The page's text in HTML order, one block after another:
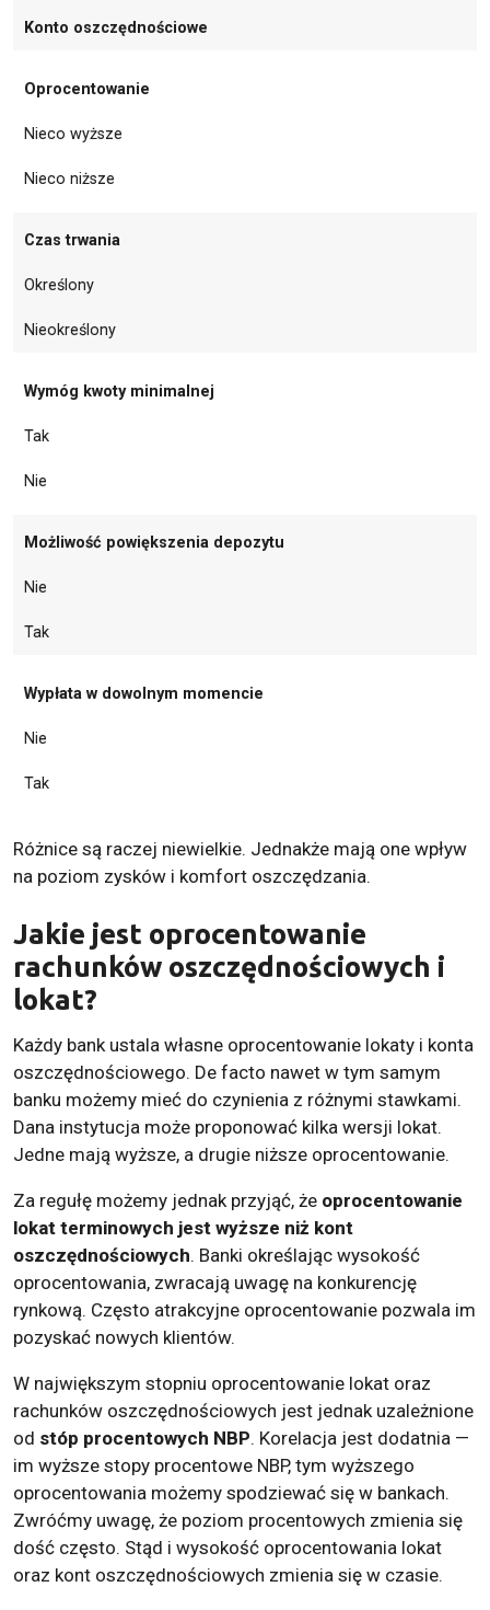
Konto oszczędnościowe
Oprocentowanie
Nieco wyższe
Nieco niższe
Czas trwania
Określony
Nieokreślony
Wymóg kwoty minimalnej
Tak
Nie
Możliwość powiększenia depozytu
Nie
Tak
Wypłata w dowolnym momencie
Nie
Tak
Różnice są raczej niewielkie. Jednakże mają one wpływ
na poziom zysków i komfort oszczędzania.
Jakie jest oprocentowanie
rachunków oszczędnościowych i
lokat?
Każdy bank ustala własne oprocentowanie lokaty i konta
oszczędnościowego. De facto nawet w tym samym
banku możemy mieć do czynienia z różnymi stawkami.
Dana instytucja może proponować kilka wersji lokat.
Jedne mają wyższe, a drugie niższe oprocentowanie.
Za regułę możemy jednak przyjąć, że oprocentowanie
lokat terminowych jest wyższe niż kont
oszczędnościowych. Banki określając wysokość
oprocentowania, zwracają uwagę na konkurencję
rynkową. Często atrakcyjne oprocentowanie pozwala im
pozyskać nowych klientów.
W największym stopniu oprocentowanie lokat oraz
rachunków oszczędnościowych jest jednak uzależnione
od stóp procentowych NBP. Korelacja jest dodatnia —
im wyższe stopy procentowe NBP, tym wyższego
oprocentowania możemy spodziewać się w bankach.
Zwróćmy uwagę, że poziom procentowych zmienia się
dość często. Stąd i wysokość oprocentowania lokat
oraz kont oszczędnościowych zmienia się w czasie.